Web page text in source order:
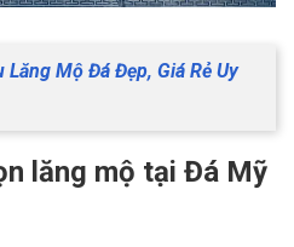
Lăng Mộ Đá Đẹp, Giá Rẻ Uy
lăng mộ tại Đá Mỹ